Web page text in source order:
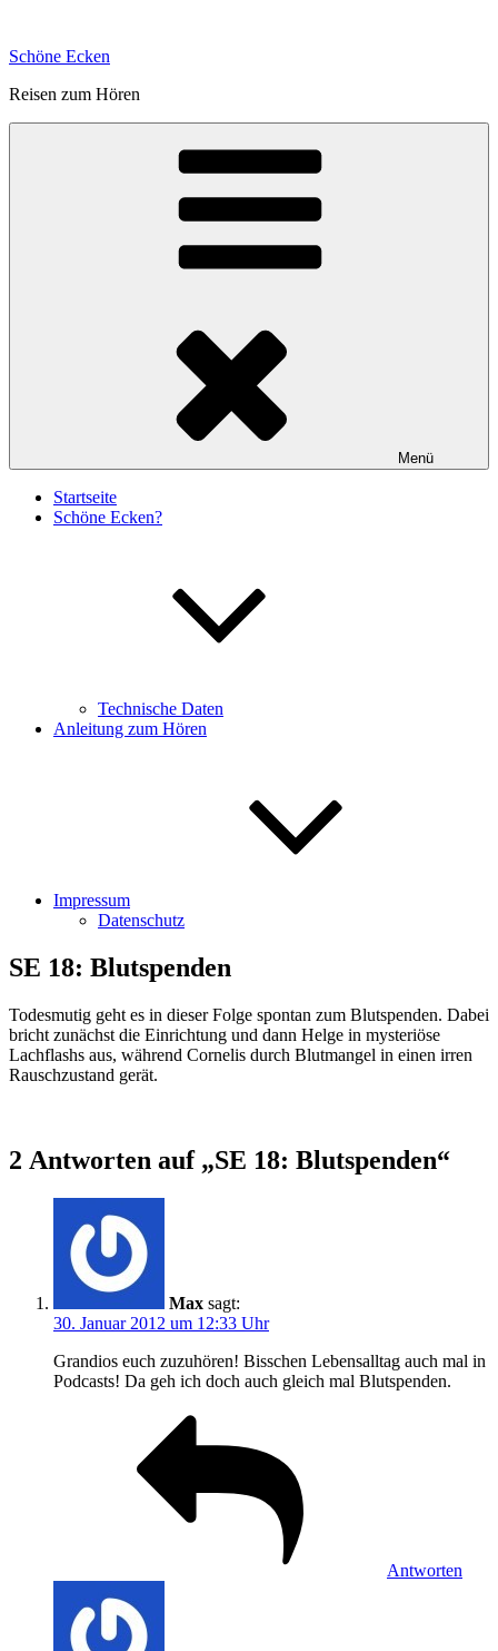
springen
Schöne Ecken
Reisen zum Hören
Menü
Startseite
Schöne Ecken?
Technische Daten
Anleitung zum Hören
Impressum
Datenschutz
SE 18: Blutspenden
Todesmutig geht es in dieser Folge spontan zum Blutspenden. Dabei
bricht zunächst die Einrichtung und dann Helge in mysteriöse
Lachflashs aus, während Cornelis durch Blutmangel in einen irren
Rauschzustand gerät.
2 Antworten auf „SE 18: Blutspenden“
Max sagt:
30. Januar 2012 um 12:33 Uhr
Grandios euch zuzuhören! Bisschen Lebensalltag auch mal in
Podcasts! Da geh ich doch auch gleich mal Blutspenden.
Antworten